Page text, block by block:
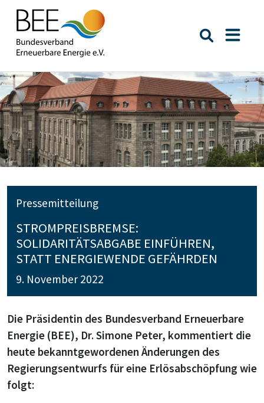
Suche
Pressemitteilung
STROMPREISBREMSE:
SOLIDARITÄTSABGABE EINFÜHREN,
STATT ENERGIEWENDE GEFÄHRDEN
9. November 2022
Die Präsidentin des Bundesverband Erneuerbare
Energie (BEE), Dr. Simone Peter, kommentiert die
heute bekanntgewordenen Änderungen des
Regierungsentwurfs für eine Erlösabschöpfung wie
folgt: